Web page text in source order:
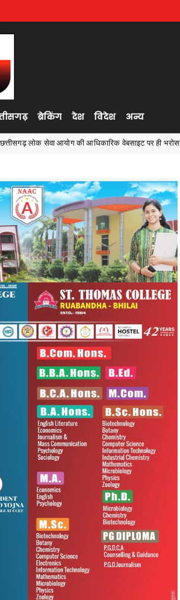
ब्रेकिंग देश विदेश अन्य
पर ही भरोसा करने की अपील Uncategorized